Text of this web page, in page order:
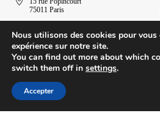
75011 Paris
Nous utilisons des cookies pour
expérience sur notre site.
You can find out more about which
switch them off in settings.
Accepter
Accueil